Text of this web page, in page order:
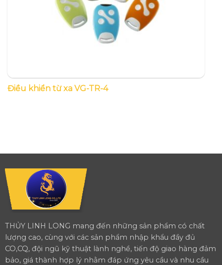
Điều khiển từ xa VG-TR-4
THỦY LINH LONG mang đến những sản phẩm có chất
lượng cao, cùng với các sản phẩm nhập khẩu đầy đủ
CO,CQ, đội ngũ kỹ thuật lành nghề, tiến độ giao hàng đảm
bảo, giá thành hợp lý nhằm đáp ứng yêu cầu và nhu cầu